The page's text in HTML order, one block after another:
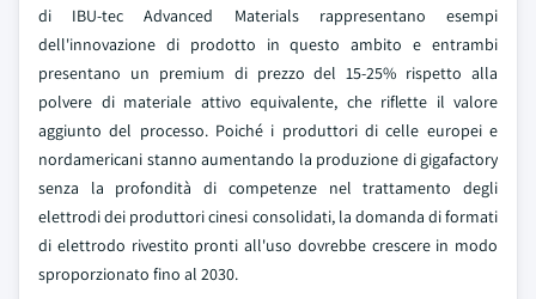
di IBU-tec Advanced Materials rappresentano esempi
dell'innovazione di prodotto in questo ambito e entrambi
presentano un premium di prezzo del 15-25% rispetto alla
polvere di materiale attivo equivalente, che riflette il valore
aggiunto del processo. Poiché i produttori di celle europei e
nordamericani stanno aumentando la produzione di gigafactory
senza la profondità di competenze nel trattamento degli
elettrodi dei produttori cinesi consolidati, la domanda di formati
di elettrodo rivestito pronti all'uso dovrebbe crescere in modo
sproporzionato fino al 2030.